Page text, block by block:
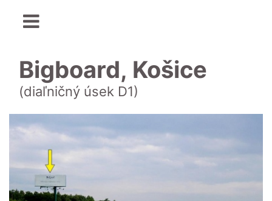
Bigboard, Košice
(diaľničný úsek D1)